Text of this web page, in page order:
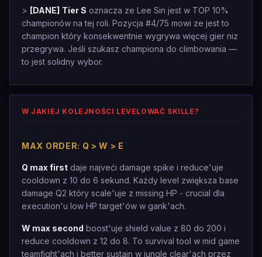
> [DANE] Tier S oznacza ze Lee Sin jest w TOP 10%
championów na tej roli. Pozycja #4/75 mowi ze jest to
champion który konsekwentnie wygrywa więcej gier niz
przegrywa. Jeśli szukasz championa do climbowania —
to jest solidny wybor.
W JAKIEJ KOLEJNOŚCI LEVELOWAĆ SKILLE?
MAX ORDER: Q > W > E
Q max first daje najveći damage spike i reduce'uje
cooldown z 10 do 6 sekund. Każdy level zwiększa base
damage Q2 który scale'uje z missing HP - crucial dla
execution'u low HP target'ów w gank'ach.
W max second boost'uje shield value z 80 do 200 i
reduce cooldown z 12 do 8. To survival tool w mid game
teamfight'ach i better sustain w jungle clear'ach przez